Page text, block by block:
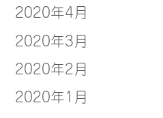
2020年4月
2020年3月
2020年2月
2020年1月